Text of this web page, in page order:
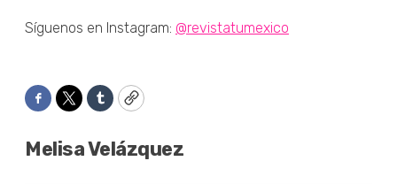
Síguenos en Instagram: @revistatumexico
Facebook
TwitterTumblrCopy
Melisa Velázquez